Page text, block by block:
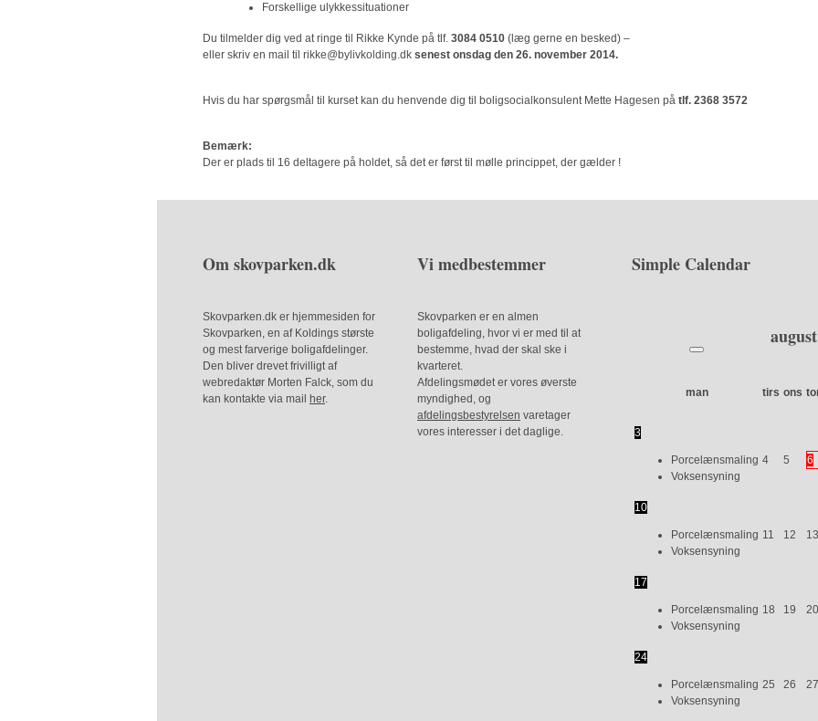
Forskellige ulykkessituationer
Du tilmelder dig ved at ringe til Rikke Kynde på tlf. 3084 0510 (læg gerne en besked) –
eller skriv en mail til rikke@bylivkolding.dk senest onsdag den 26. november 2014.
Hvis du har spørgsmål til kurset kan du henvende dig til boligsocialkonsulent Mette Hagesen på tlf. 2368 3572
Bemærk:
Der er plads til 16 deltagere på holdet, så det er først til mølle princippet, der gælder !
Om skovparken.dk
Skovparken.dk er hjemmesiden for
Skovparken, en af Koldings største
og mest farverige boligafdelinger.
Den bliver drevet frivilligt af
webredaktør Morten Falck, som du
kan kontakte via mail
her.
Vi medbestemmer
Skovparken er en almen
boligafdeling, hvor vi er med til at
bestemme, hvad der skal ske i
kvarteret.
Afdelingsmødet er vores øverste
myndighed, og
afdelingsbestyrelsen varetager
vores interesser i det daglige.
Simple Calendar
august
man tirs ons
3
Porcelænsmaling
Voksensyning
4 5 6
10
Porcelænsmaling
Voksensyning
11 12 13
17
Porcelænsmaling
Voksensyning
18 19 20
24
Porcelænsmaling
Voksensyning
25 26 27